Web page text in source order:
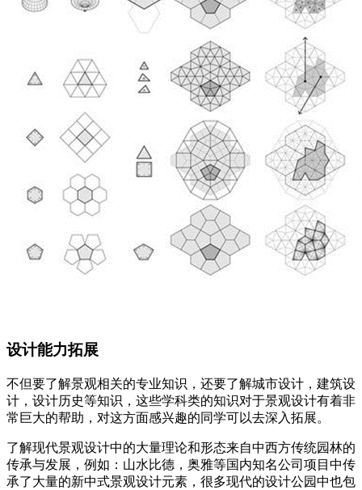
设计能力拓展
不但要了解景观相关的专业知识，还要了解城市设计，建筑设
计，设计历史等知识，这些学科类的知识对于景观设计有着非
常巨大的帮助，对这方面感兴趣的同学可以去深入拓展。
了解现代景观设计中的大量理论和形态来自中西方传统园林的
传承与发展，例如：山水比德，奥雅等国内知名公司项目中传
承了大量的新中式景观设计元素，很多现代的设计公园中也包